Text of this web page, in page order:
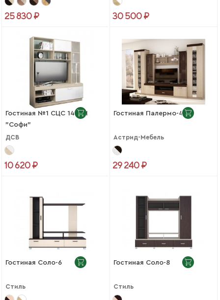
25 830 ₽ 30 500 ₽
Гостиная №1 СЦС 1400.1
"Софи"
ДСВ
10 620 ₽
Гостиная Палермо-4
Астрид-Мебель
29 240 ₽
Гостиная Соло-6
Стиль
Гостиная Соло-8
Стиль